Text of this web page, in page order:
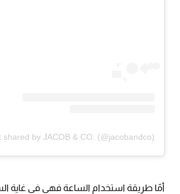
shared by JACOB & CO. (@jacobandco)
أمّا طريقة استخدام الساعة فهي في غاية